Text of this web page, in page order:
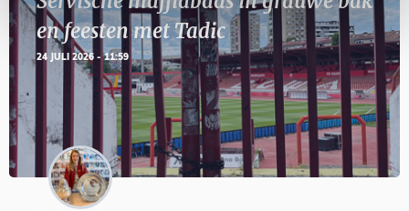
en feesten met Tadic
24 JULI 2026 - 11:59